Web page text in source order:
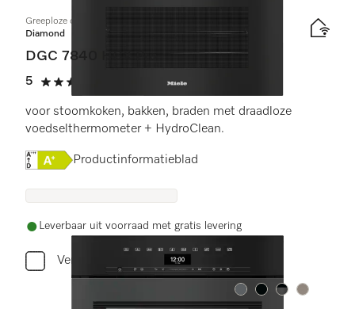
Greeploze compacte combi-stoomoven
Diamond
DGC 7840 HCX Pro
5
5 sterren op 5
(3 beoordelingen)
voor stoomkoken, bakken, braden met draadloze
voedselthermometer + HydroClean.
Online Label Flag, Energielabel
Productinformatieblad
Leverbaar uit voorraad met gratis levering
Vergelijken
Kleur:Kleur:Kleur:Kleur: